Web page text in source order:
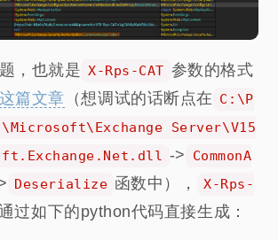
，也就是 X-Rps-CAT 参数的格式
这篇文章 （想调试的话断点在 C:\P
Server\V15
->
CommonA
Deserialize 函数中），
X-Rps-
过如下的python代码直接生成：